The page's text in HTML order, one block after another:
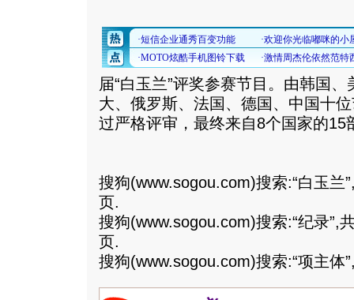
届“白玉兰”评奖参赛节目。由韩国
大、俄罗斯、法国、德国、中国十
过严格评审，最终来自8个国家的15
搜狗(www.sogou.com)搜索:“白玉兰
页.
搜狗(www.sogou.com)搜索:“纪录”,
页.
搜狗(www.sogou.com)搜索:“项主体